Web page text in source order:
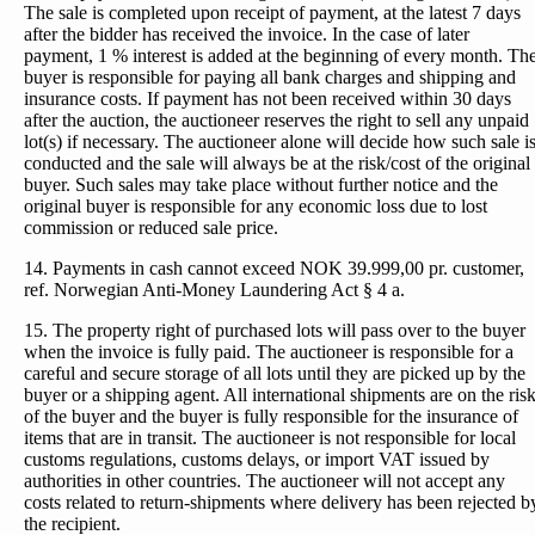
The sale is completed upon receipt of payment, at the latest 7 days
after the bidder has received the invoice. In the case of later
payment, 1 % interest is added at the beginning of every month.
buyer is responsible for paying all bank charges and shipping and
insurance costs. If payment has not been received within 30 days
after the auction, the auctioneer reserves the right to sell any unpaid
lot(s) if necessary. The auctioneer alone will decide how such sale is
conducted and the sale will always be at the risk/cost of the original
buyer. Such sales may take place without further notice and the
original buyer is responsible for any economic loss due to lost
commission or reduced sale price.
14. Payments in cash cannot exceed NOK 39.999,00 pr. customer,
ref. Norwegian Anti-Money Laundering Act § 4 a.
15. The property right of purchased lots will pass over to the buyer
when the invoice is fully paid. The auctioneer is responsible for a
careful and secure storage of all lots until they are picked up by the
buyer or a shipping agent. All international shipments are on the risk
of the buyer and the buyer is fully responsible for the insurance of
items that are in transit. The auctioneer is not responsible for local
customs regulations, customs delays, or import VAT issued by
authorities in other countries. The auctioneer will not accept any
costs related to return-shipments where delivery has been rejected
the recipient.